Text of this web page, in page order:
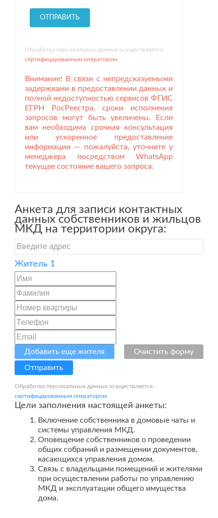
Обработка персональных данных осуществляется
сертифицированным оператором.
Внимание! В связи с непредсказуемыми
задержками в предоставлении данных и
полной недоступностью сервисов ФГИС
ЕГРН РосРеестра, сроки исполнения
запросов могут быть увеличены. Если
вам необходима срочная консультация
или ускоренное предоставление
информации — пожалуйста, уточните у
менеджера посредством WhatsApp
текущее состояние вашего запроса.
Анкета для записи контактных
данных собственников и жильцов
МКД на территории округа:
Житель 1
Добавить еще жителя Очистить форму
Отправить
Обработка персональных данных осуществляется
сертифицированным оператором
Цели заполнения настоящей анкеты:
Включение собственника в домовые чаты и
системы управления МКД.
Оповещение собственников о проведении
общих собраний и размещении документов,
касающихся управления домом.
Связь с владельцами помещений и жителями
при осуществлении работы по управлению
МКД и эксплуатации общего имущества
дома.